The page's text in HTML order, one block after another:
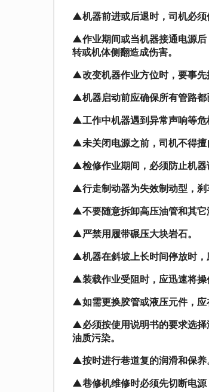
▲机器前进或后退时，司机必须
▲作业期间或当机器接通电源后
转或机体侧翻造成伤害。
▲改变机器作业方位时，要事
▲机器启动前应确保所有管路都
▲工作中机器遇到异常声响等危
▲未关闭电源之前，司机不得擅
▲检修作业期间，必须防止机器
▲行走制动器为失效制动型，刹
▲不要随意拆卸高压油管和其
▲严禁用履带碾压大块岩石。
▲机器在斜坡上长时间停放时
▲装载作业受阻时，应迅速将操
▲如需更换胶管或液压元件，应
▲必须按使用说明书的要求选择
油质污染。
▲按时进行巷道复的润滑和保养
▲巷修机维修时必须先切断电源